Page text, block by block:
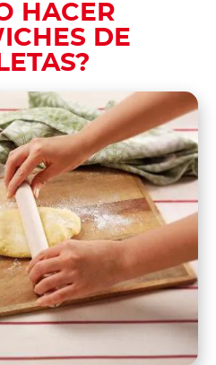
HACER
DE